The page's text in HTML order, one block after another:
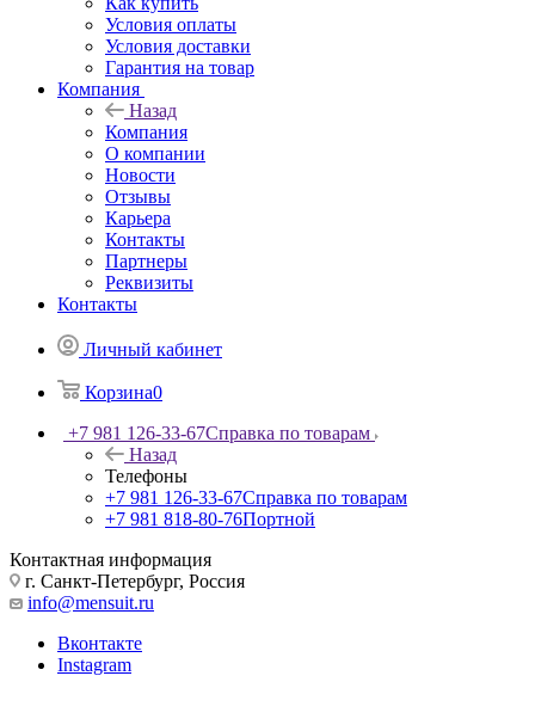
Условия оплаты
Условия доставки
Гарантия на товар
Компания
Назад
Компания
О компании
Новости
Отзывы
Карьера
Контакты
Партнеры
Реквизиты
Контакты
Личный кабинет
Корзина0
+7 981 126-33-67Справка по товарам
Назад
Телефоны
+7 981 126-33-67Справка по товарам
+7 981 818-80-76Портной
Контактная информация
г. Санкт-Петербург, Россия
info@mensuit.ru
Вконтакте
Instagram